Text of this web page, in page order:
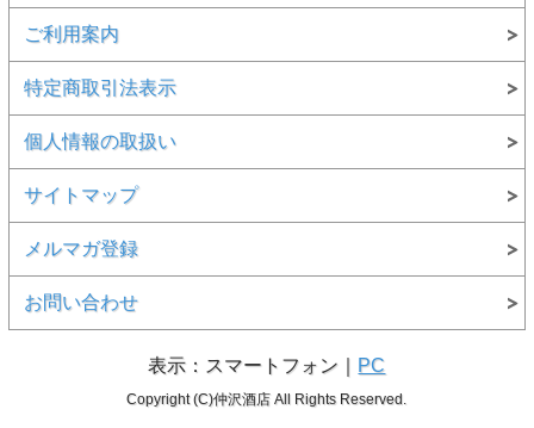
ご利用案内
特定商取引法表示
個人情報の取扱い
サイトマップ
メルマガ登録
お問い合わせ
表示：スマートフォン｜ PC
Copyright (C)仲沢酒店 All Rights Reserved.